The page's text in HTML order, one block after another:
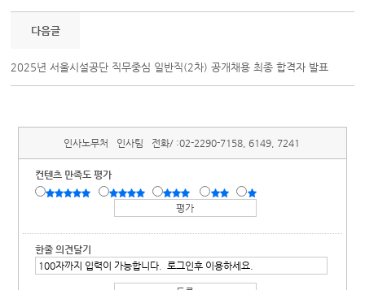
다음글
2025년 서울시설공단 직무중심 일반직(2차) 공개채용 최종 합격자 발표
인사노무처 인사팀 전화/ :02-2290-7158, 6149, 7241
컨텐츠 만족도 평가
한줄 의견달기